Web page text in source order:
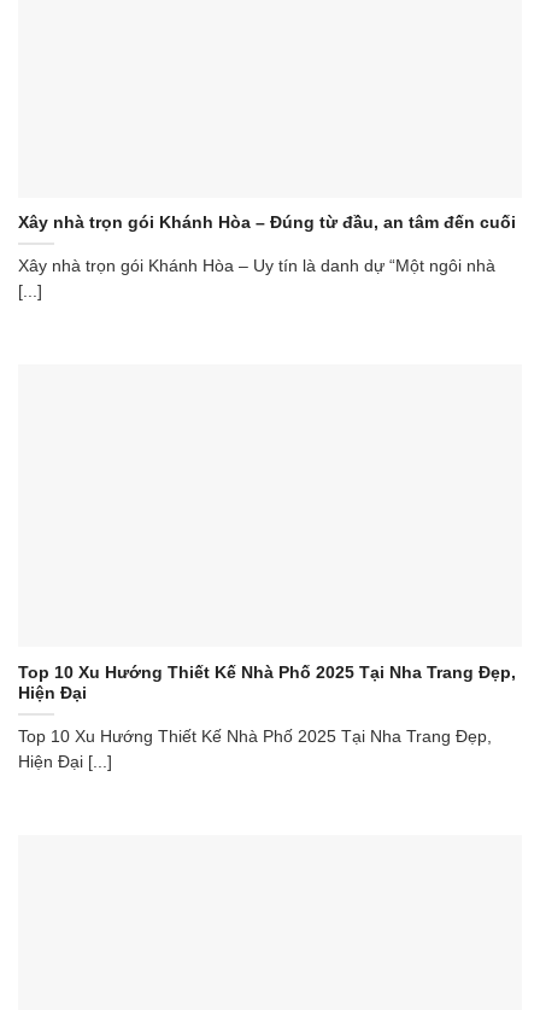
Xây nhà trọn gói Khánh Hòa – Đúng từ đầu, an tâm đến cuối
Xây nhà trọn gói Khánh Hòa – Uy tín là danh dự “Một ngôi nhà
[...]
Top 10 Xu Hướng Thiết Kế Nhà Phố 2025 Tại Nha Trang Đẹp,
Hiện Đại
Top 10 Xu Hướng Thiết Kế Nhà Phố 2025 Tại Nha Trang Đẹp,
Hiện Đại [...]